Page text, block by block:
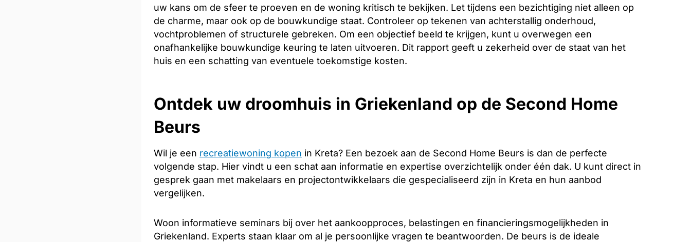
uw kans om de sfeer te proeven en de woning kritisch te bekijken. Let tijdens een bezichtiging niet alleen op
de charme, maar ook op de bouwkundige staat. Controleer op tekenen van achterstallig onderhoud,
vochtproblemen of structurele gebreken. Om een objectief beeld te krijgen, kunt u overwegen een
onafhankelijke bouwkundige keuring te laten uitvoeren. Dit rapport geeft u zekerheid over de staat van het
huis en een schatting van eventuele toekomstige kosten.
Ontdek uw droomhuis in Griekenland op de Second Home
Beurs
Wil je een recreatiewoning kopen in Kreta? Een bezoek aan de Second Home Beurs is dan de perfecte
volgende stap. Hier vindt u een schat aan informatie en expertise overzichtelijk onder één dak. U kunt direct in
gesprek gaan met makelaars en projectontwikkelaars die gespecialiseerd zijn in Kreta en hun aanbod
vergelijken.
Woon informatieve seminars bij over het aankoopproces, belastingen en financieringsmogelijkheden in
Griekenland. Experts staan klaar om al je persoonlijke vragen te beantwoorden. De beurs is de ideale